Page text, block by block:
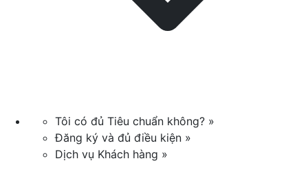
Tôi có đủ Tiêu chuẩn không? »
Đăng ký và đủ điều kiện »
Dịch vụ Khách hàng »